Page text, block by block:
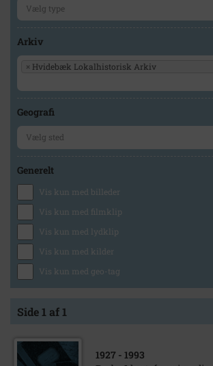
Arkiv
× Hvidebæk Lokalhistorisk Arkiv
Geografi
Generelt
Vis kun med billeder
Vis kun med filmklip
Vis kun med lydklip
Vis kun med kilder
Vis kun med geo-tag
Side 1 af 1
1927 - 1993